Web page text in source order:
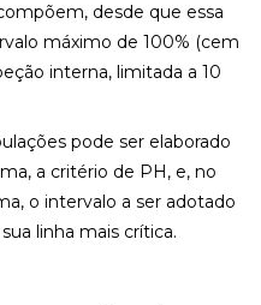
desde que essa
máximo de 100% (cem
interna, limitada a 10
pode ser elaborado
a critério de PH, e, no
o intervalo a ser adotado
linha mais crítica.